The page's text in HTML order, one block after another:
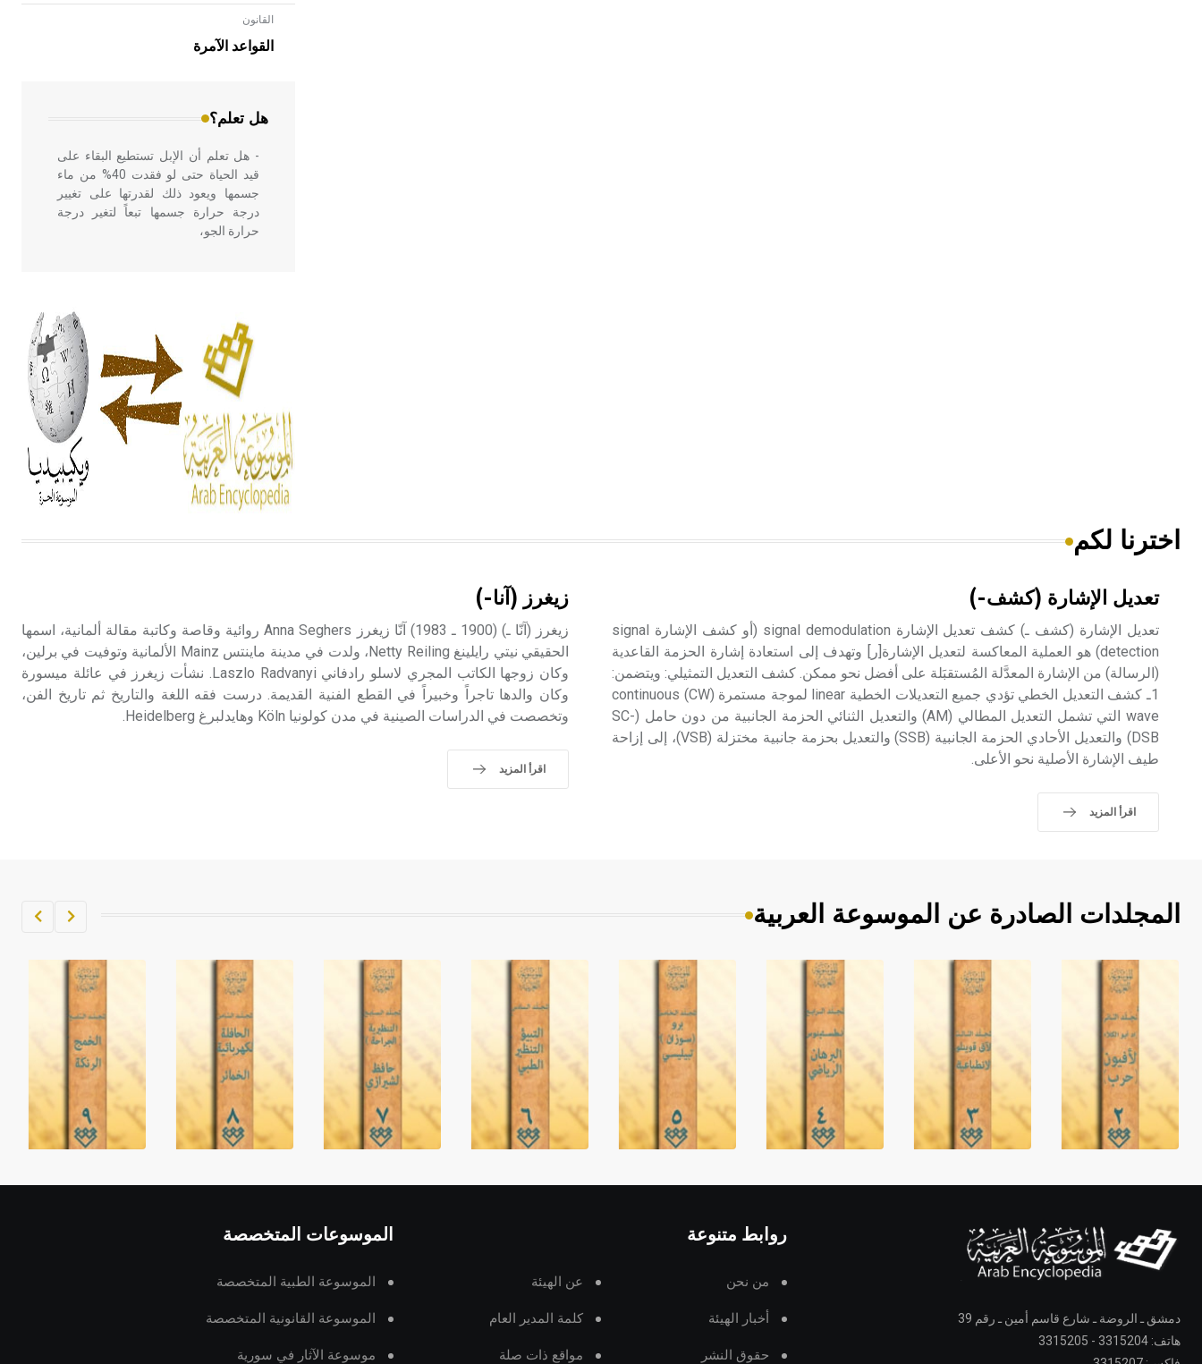
القانون
القواعد الآمرة
هل تعلم؟
- هل تعلم أن الأبلق نوع من الفنون
الهندسية التي ارتبطت بالعمارة الإسلامية
في بلاد الشام ومصر خاصة، حيث يحرص
- هل تعلم أن الإبل تستطيع البقاء على
قيد الحياة حتى لو فقدت 40% من ماء
جسمها ويعود ذلك لقدرتها على تغيير
درجة حرارة جسمها تبعاً لتغير درجة
حرارة الجو،
أربعة مؤلفات هي: الحكم، الأدلة، تنظيم
التغذية، ورسالته في جروح الرأس.
ويعود له الفضل بأنه حرر الطب من
الدين والفلسفة.
- هل تعلم أن المرجان إفراز حيواني
يتكون في البحر ويتركب من مادة
كربونات الكلسيوم، وهو أحمر أو شديد
الحمرة وهو أجود أنواعه، ويمتاز بكبر
الحجم ويسمى الش
الإنكليزية أب
- هل تعلم أن أبجر Abgar اسم معروف
جيداً يعود إلى عدد من الملوك الذين
اخترنا لكم
تعديل الإشارة (كشف-)
تعديل الإشارة (كشف ـ) كشف تعديل الإشارة signal demodulation (أو كشف الإشارة signal
detection) هو العملية المعاكسة لتعديل الإشارة[ر] وتهدف إلى استعادة إشارة الحزمة القاعدية
(الرسالة) من الإشارة المعدَّلة المُستقبَلة على أفضل نحو ممكن. كشف التعديل التمثيلي: ويتضمن:
1ـ كشف التعديل الخطي تؤدي جميع التعديلات الخطية linear لموجة مستمرة (CW) continuous
wave التي تشمل التعديل المطالي (AM) والتعديل الثنائي الحزمة الجانبية من دون حامل (SC-
DSB) والتعديل الأحادي الحزمة الجانبية (SSB) والتعديل بحزمة جانبية مختزلة (VSB)، إلى إزاحة
طيف الإشارة الأصلية نحو الأعلى.
اقرأ المزيد
زيغرز (آنا-)
زيغرز (آنّا ـ) (1900 ـ 1983) آنّا زيغرز Anna Seghers روائية وقاصة وكاتبة مقالة ألمانية، اسمها
الحقيقي نيتي رايلينغ Netty Reiling، ولدت في مدينة ماينتس Mainz الألمانية وتوفيت في برلين،
وكان زوجها الكاتب المجري لاسلو رادفاني Laszlo Radvanyi. نشأت زيغرز في عائلة ميسورة
وكان والدها تاجراً وخبيراً في القطع الفنية القديمة. درست فقه اللغة والتاريخ ثم تاريخ الفن،
وتخصصت في الدراسات الصينية في مدن كولونيا Köln وهايدلبرغ Heidelberg.
اقرأ المزيد
المجلدات الصادرة عن الموسوعة العربية
دمشق ـ الروضة ـ شارع قاسم أمين ـ رقم 39
هاتف: 3315204 - 3315205
روابط متنوعة
من نحن عن الهيئة
أخبار الهيئة كلمة المدير العام
حقوق النشر مواقع ذات صلة
الموسوعات المتخصصة
الموسوعة الطبية المتخصصة
الموسوعة القانونية المتخصصة
موسوعة الآثار في سورية